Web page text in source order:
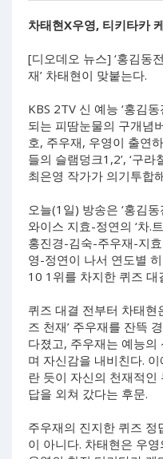
차태현X우영, 티키타카
[디오데오 뉴스] ‘홍김동
재’ 차태현이 맞붙는다.
KBS 2TV 신 예능 ‘홍김
되는 피땀눈물의 구개념
호, 주우재, 우영이 출연
들의 슬램덩크1,2’, ‘구라
최은영 작가가 의기투합
오늘(1일) 방송은 ‘홍김
와이스 지효-정연의 ‘차.
홍진경-김숙-주우재-지
영-정연이 나서 연도별
10 1위를 차지한 퀴즈 대
퀴즈 대결 전부터 차태현
즈 천재’ 주우재를 잔뜩
다졌고, 주우재는 예능
며 자신감을 내비친다.
란 듯이 자신의 천재적
답을 외쳐 갔다는 후문.
주우재의 진지한 퀴즈 정
이 아니다. 차태현은 우